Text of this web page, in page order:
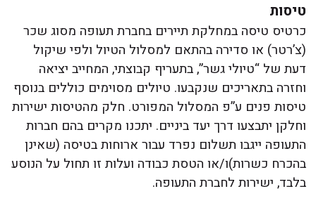
טיסות
כרטיס טיסה במחלקת תיירים בחברת תעופה מסוג שכר
(צ’רטר) או סדירה בהתאם למסלול הטיול ולפי שיקול
דעת של “טיולי גשר”, בתעריף קבוצתי, המחייב יציאה
וחזרה בתאריכים שנקבעו. טיולים מסוימים כוללים בנוסף
טיסות פנים ע”פ המסלול המפורט. חלק מהטיסות ישירות
וחלקן יתבצעו דרך יעד ביניים. יתכנו מקרים בהם חברות
התעופה ייגבו תשלום נפרד עבור ארוחות בטיסה (שאינן
בהכרח כשרות)ו/או הטסת כבודה ועלות זו תחול על הנוסע
בלבד, ישירות לחברת התעופה.